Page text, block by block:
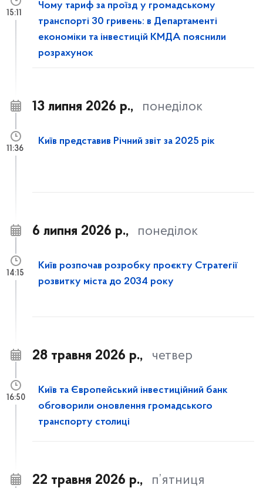
Чому тариф за проїзд у громадському
транспорті 30 гривень: в Департаменті
економіки та інвестицій КМДА пояснили
розрахунок
15:11
13 липня 2026 р., понеділок
Київ представив Річний звіт за 2025 рік
11:36
6 липня 2026 р., понеділок
Київ розпочав розробку проєкту Стратегії
розвитку міста до 2034 року
14:15
28 травня 2026 р., четвер
Київ та Європейський інвестиційний банк
обговорили оновлення громадського
транспорту столиці
16:50
22 травня 2026 р., п’ятниця